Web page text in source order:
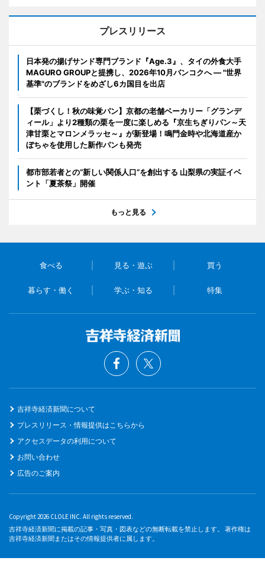
プレスリリース
日本発の揚げサンド専門ブランド『Age.3』、タイの外食大手
MAGURO GROUPと提携し、2026年10月バンコクへ ― "世界
基準"のブランドをめざし6カ国目を出店
【栗づくし！秋の味覚パン】京都の老舗ベーカリー「グランデ
ィール」より2種類の栗を一度に楽しめる『京生ちぎりパン～天
津甘栗とマロンメラッセ～』が新登場！鳴門金時や北海道産か
ぼちゃを使用した新作パンも発売
都市部若者との“新しい関係人口”を創出する 山梨県の実証イベ
ント「夏茶祭」開催
もっと見る
食べる 見る・遊ぶ 買う
暮らす・働く 学ぶ・知る 特集
吉祥寺経済新聞について
プレスリリース・情報提供はこちらから
アクセスデータの利用について
お問い合わせ
広告のご案内
Copyright 2026 CLOLE INC. All rights reserved.
吉祥寺経済新聞に掲載の記事・写真・図表などの無断転載を禁止します。 著作権は
吉祥寺経済新聞またはその情報提供者に属します。